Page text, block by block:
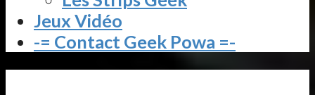
Jeux Vidéo
-= Contact Geek Powa =-